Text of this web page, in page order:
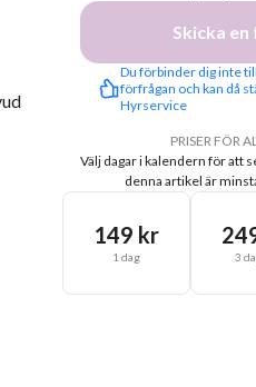
Skicka
Du förbinder dig inte
förfrågan och kan då
Hyrservice
PRISER FÖR
Välj dagar i kalendern för att
denna artikel är
149 kr
1 dag 3